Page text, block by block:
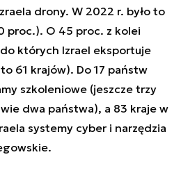
drony. W 2022 r. było to
proc.). O 45 proc. z kolei
których Izrael eksportuje
61 krajów). Do 17 państw
szkoleniowe (jeszcze trzy
dwa państwa), a 83 kraje w
systemy cyber i narzędzia